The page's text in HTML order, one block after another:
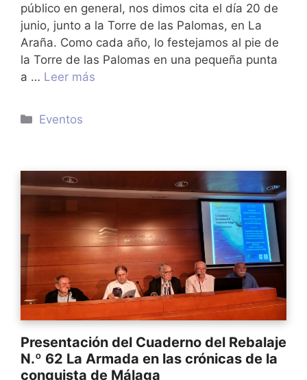
público en general, nos dimos cita el día 20 de
junio, junto a la Torre de las Palomas, en La
Araña. Como cada año, lo festejamos al pie de
la Torre de las Palomas en una pequeña punta
a … Leer más
Categorías
Eventos
Presentación del Cuaderno del Rebalaje
N.º 62 La Armada en las crónicas de la
conquista de Málaga